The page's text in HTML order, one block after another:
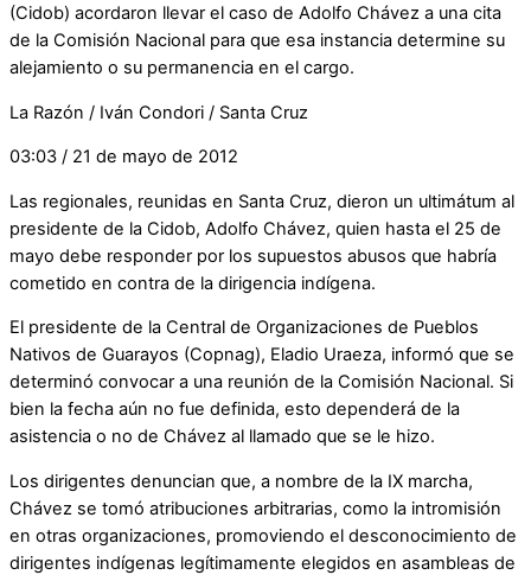
(Cidob) acordaron llevar el caso de Adolfo Chávez a una cita
de la Comisión Nacional para que esa instancia determine su
alejamiento o su permanencia en el cargo.
La Razón / Iván Condori / Santa Cruz
03:03 / 21 de mayo de 2012
Las regionales, reunidas en Santa Cruz, dieron un ultimátum al
presidente de la Cidob, Adolfo Chávez, quien hasta el 25 de
mayo debe responder por los supuestos abusos que habría
cometido en contra de la dirigencia indígena.
El presidente de la Central de Organizaciones de Pueblos
Nativos de Guarayos (Copnag), Eladio Uraeza, informó que se
determinó convocar a una reunión de la Comisión Nacional. Si
bien la fecha aún no fue definida, esto dependerá de la
asistencia o no de Chávez al llamado que se le hizo.
Los dirigentes denuncian que, a nombre de la IX marcha,
Chávez se tomó atribuciones arbitrarias, como la intromisión
en otras organizaciones, promoviendo el desconocimiento de
dirigentes indígenas legítimamente elegidos en asambleas de